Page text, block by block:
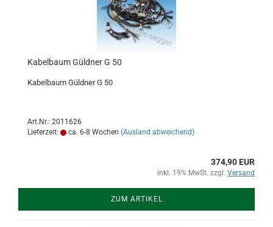
Kabelbaum Güldner G 50
Kabelbaum Güldner G 50
Art.Nr.: 2011626
Lieferzeit:
ca. 6-8 Wochen (Ausland abweichend)
374,90 EUR
inkl. 19% MwSt. zzgl. Versand
ZUM ARTIKEL